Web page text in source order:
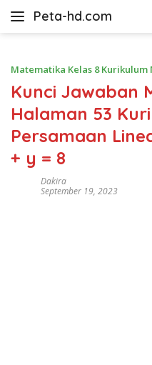
Peta-hd.com
Kumpulan
HD
Matematika Kelas 8 Kurikulum
Kunci Jawaban
Halaman 53
Persamaan
+ y = 8
Dakira
September 19, 2023